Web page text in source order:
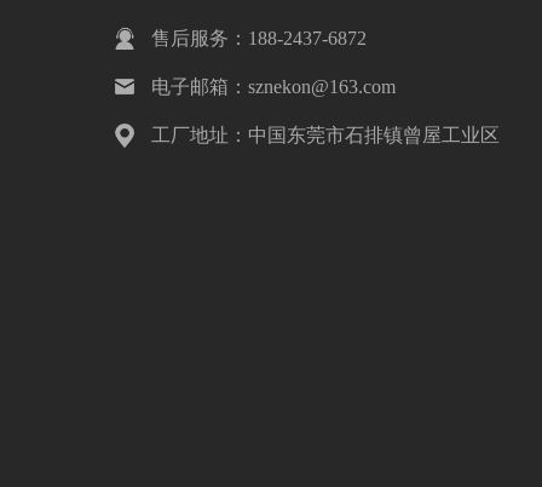
售后服务：188-2437-6872
电子邮箱：sznekon@163.com
工厂地址：中国东莞市石排镇曾屋工业区